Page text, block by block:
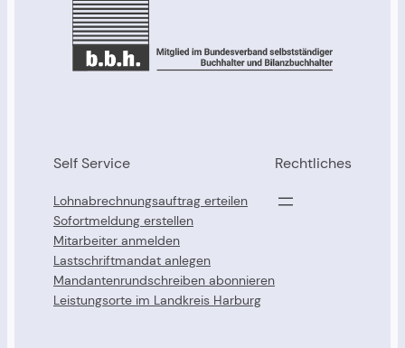
Self Service
Lohnabrechnungsauftrag erteilen
Sofortmeldung erstellen
Mitarbeiter anmelden
Lastschriftmandat anlegen
Mandantenrundschreiben abonnieren
Leistungsorte im Landkreis Harburg
Rechtliches